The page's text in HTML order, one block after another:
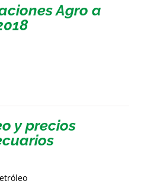
Agro a
y precios